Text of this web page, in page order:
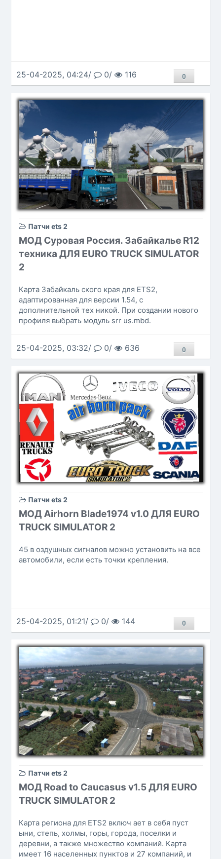
25-04-2025, 04:24/ 0/ 116 0
Патчи ets 2
МОД Суровая Россия. Забайкалье R12
техника ДЛЯ EURO TRUCK SIMULATOR
2
Карта Забайкаль ского края для ETS2,
адаптированная для версии 1.54, с
дополнительной тех никой. При создании нового
профиля выбрать модуль srr us.mbd.
25-04-2025, 03:32/ 0/ 636 0
Патчи ets 2
МОД Airhorn Blade1974 v1.0 ДЛЯ EURO
TRUCK SIMULATOR 2
45 в оздушных сигналов можно установить на все
автомобили, если есть точки крепления.
25-04-2025, 01:21/ 0/ 144 0
Патчи ets 2
МОД Road to Caucasus v1.5 ДЛЯ EURO
TRUCK SIMULATOR 2
Карта региона для ETS2 включ ает в себя пуст
ыни, степь, холмы, горы, города, поселки и
деревни, а также множество компаний. Карта
имеет 16 населенных пунктов и 27 компаний, и